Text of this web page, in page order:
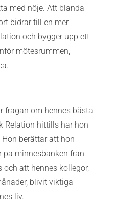
med nöje. Att blanda
bidrar till en mer
och bygger upp ett
mötesrummen,
frågan om hennes bästa
Relation hittills har hon
berättar att hon
på minnesbanken från
och att hennes kollegor,
blivit viktiga
liv.